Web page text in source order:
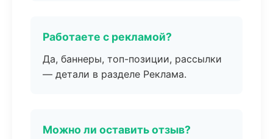
Работаете с рекламой?
Да, баннеры, топ-позиции, рассылки
— детали в разделе Реклама.
Можно ли оставить отзыв?